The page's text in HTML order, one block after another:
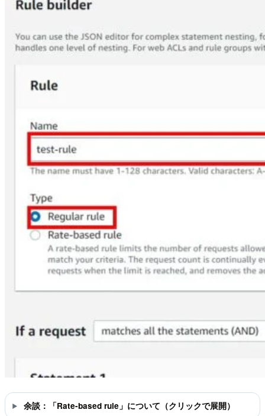
余談：「Rate-based rule」について（クリックで展開）